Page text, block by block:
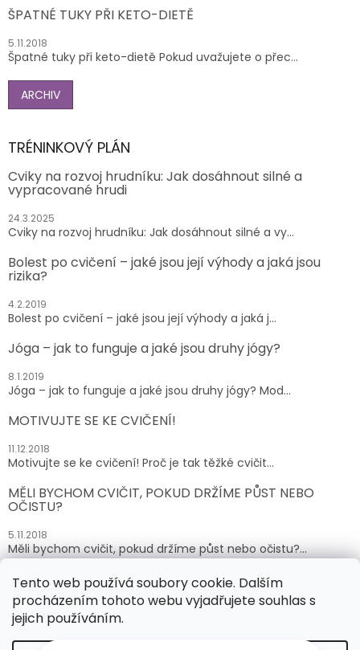
Tento web používá soubory cookie. Dalším
procházením tohoto webu vyjadřujete souhlas s
jejich používáním.
ŠPATNÉ TUKY PŘI KETO-DIETĚ
5.11.2018
Špatné tuky při keto-dietě Pokud uvažujete o přec...
ARCHIV
TRÉNINKOVÝ PLÁN
Cviky na rozvoj hrudníku: Jak dosáhnout silné a
vypracované hrudi
24.3.2025
Cviky na rozvoj hrudníku: Jak dosáhnout silné a vy...
Bolest po cvičení – jaké jsou její výhody a jaká jsou
rizika?
4.2.2019
Bolest po cvičení – jaké jsou její výhody a jaká j...
Jóga – jak to funguje a jaké jsou druhy jógy?
8.1.2019
Jóga – jak to funguje a jaké jsou druhy jógy? Mod...
MOTIVUJTE SE KE CVIČENÍ!
11.12.2018
Motivujte se ke cvičení! Proč je tak těžké cvičit...
MĚLI BYCHOM CVIČIT, POKUD DRŽÍME PŮST NEBO
OČISTU?
5.11.2018
Měli bychom cvičit, pokud držíme půst nebo očistu?...
ARCHIV